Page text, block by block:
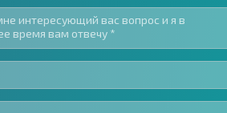
| Нажимая кнопку, вы разрешаете
данных.